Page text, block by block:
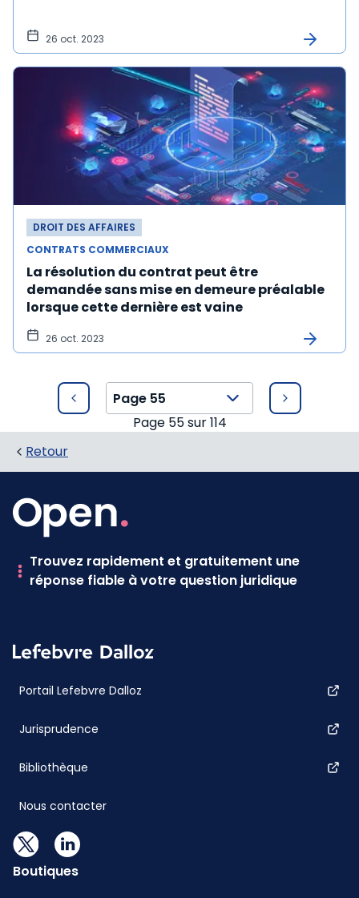
26 oct. 2023
DROIT DES AFFAIRES
CONTRATS COMMERCIAUX
La résolution du contrat peut être
demandée sans mise en demeure préalable
lorsque cette dernière est vaine
26 oct. 2023
Page 55sur114
Retour
Trouvez rapidement et gratuitement une
réponse fiable à votre question juridique
Portail Lefebvre Dalloz
Jurisprudence
Bibliothèque
Nous contacter
Boutiques